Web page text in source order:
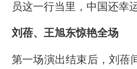
员这一行当里，中国还幸
刘蓓、王旭东惊艳全场
第一场演出结束后，刘蓓